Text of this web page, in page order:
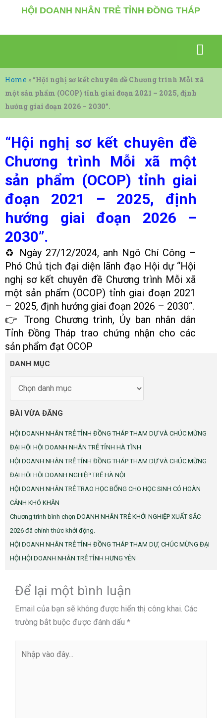
nội
HỘI DOANH NHÂN TRẺ TỈNH ĐỒNG THÁP
Home » “Hội nghị sơ kết chuyên đề Chương trình Mỗi xã
một sản phẩm (OCOP) tỉnh giai đoạn 2021 – 2025, định
hướng giai đoạn 2026 – 2030”.
“Hội nghị sơ kết chuyên đề
Chương trình Mỗi xã một
sản phẩm (OCOP) tỉnh giai
đoạn 2021 – 2025, định
hướng giai đoạn 2026 –
2030”.
♻ Ngày 27/12/2024, anh Ngô Chí Công –
Phó Chủ tịch đại diện lãnh đạo Hội dự “Hội
nghị sơ kết chuyên đề Chương trình Mỗi xã
một sản phẩm (OCOP) tỉnh giai đoạn 2021
– 2025, định hướng giai đoạn 2026 – 2030“.
👉️ Trong Chương trình, Ủy ban nhân dân
Tỉnh Đồng Tháp trao chứng nhận cho các
sản phẩm đạt OCOP
DANH MỤC
DANH
BÀI VỪA ĐĂNG
HỘI DOANH NHÂN TRẺ TỈNH ĐỒNG THÁP THAM DỰ VÀ CHÚC MỪNG
ĐẠI HỘI HỘI DOANH NHÂN TRẺ TỈNH HÀ TĨNH
HỘI DOANH NHÂN TRẺ TỈNH ĐỒNG THÁP THAM DỰ VÀ CHÚC MỪNG
ĐẠI HỘI HỘI DOANH NGHIỆP TRẺ HÀ NỘI
HỘI DOANH NHÂN TRẺ TRAO HỌC BỔNG CHO HỌC SINH CÓ HOÀN
CẢNH KHÓ KHĂN
Chương trình bình chọn DOANH NHÂN TRẺ KHỞI NGHIỆP XUẤT SẮC
2026 đã chính thức khởi động.
HỘI DOANH NHÂN TRẺ TỈNH ĐỒNG THÁP THAM DỰ, CHÚC MỪNG ĐẠI
HỘI HỘI DOANH NHÂN TRẺ TỈNH HƯNG YÊN
Để lại một bình luận
Email của bạn sẽ không được hiển thị công khai. Các
trường bắt buộc được đánh dấu *